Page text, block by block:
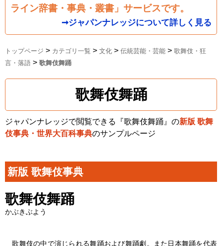
ライン辞書・事典・叢書」サービスです。
➞ジャパンナレッジについて詳しく見る
トップページ > カテゴリ一覧 > 文化 > 伝統芸能・芸能 > 歌舞伎・狂
言・落語 > 歌舞伎舞踊
歌舞伎舞踊
ジャパンナレッジで閲覧できる『歌舞伎舞踊』の新版 歌舞
伎事典・世界大百科事典のサンプルページ
新版 歌舞伎事典
歌舞伎舞踊
かぶきぶよう
歌舞伎の中で演じられる舞踊および舞踊劇。また日本舞踊を代表